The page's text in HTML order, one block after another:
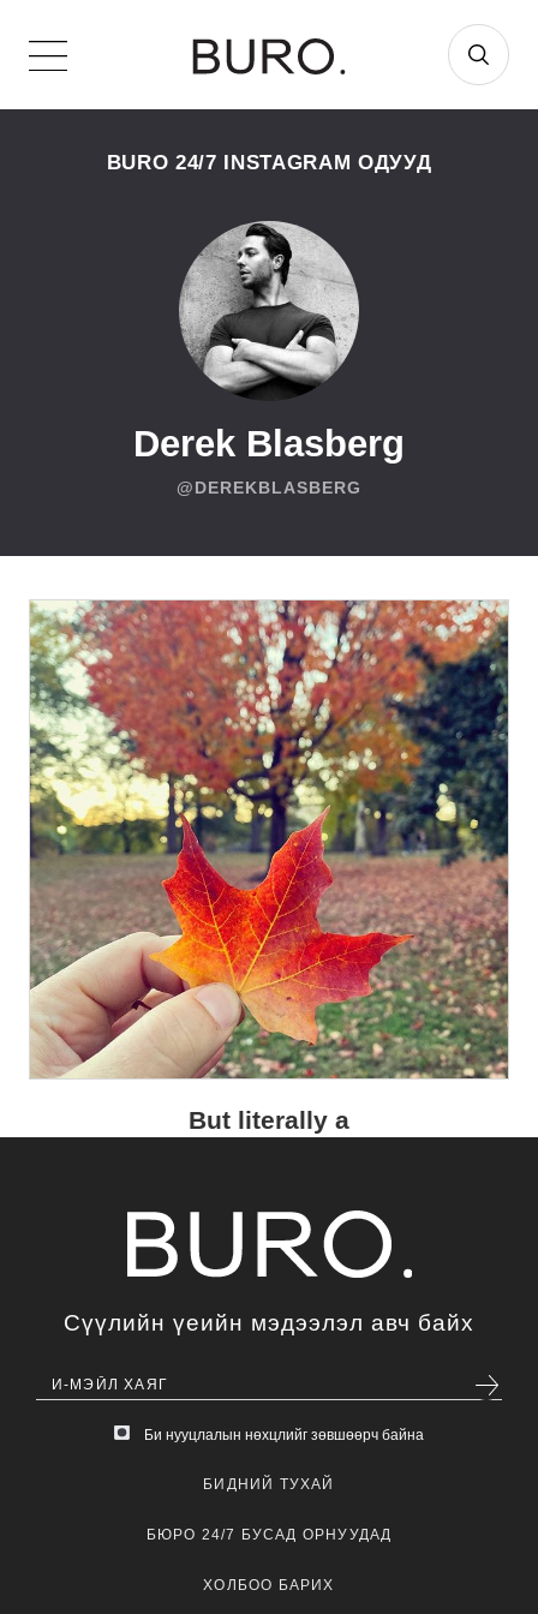
BURO 24/7 INSTAGRAM ОДУУД
Derek Blasberg
@DEREKBLASBERG
But literally a
Сүүлийн үеийн мэдээлэл авч байх
Би нууцлалын нөхцлийг зөвшөөрч байна
БИДНИЙ ТУХАЙ
БЮРО 24/7 БУСАД ОРНУУДАД
ХОЛБОО БАРИХ